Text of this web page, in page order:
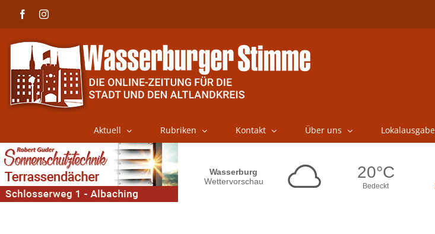
FacebookInstagram
Aktuell Rubriken Kontakt Über uns